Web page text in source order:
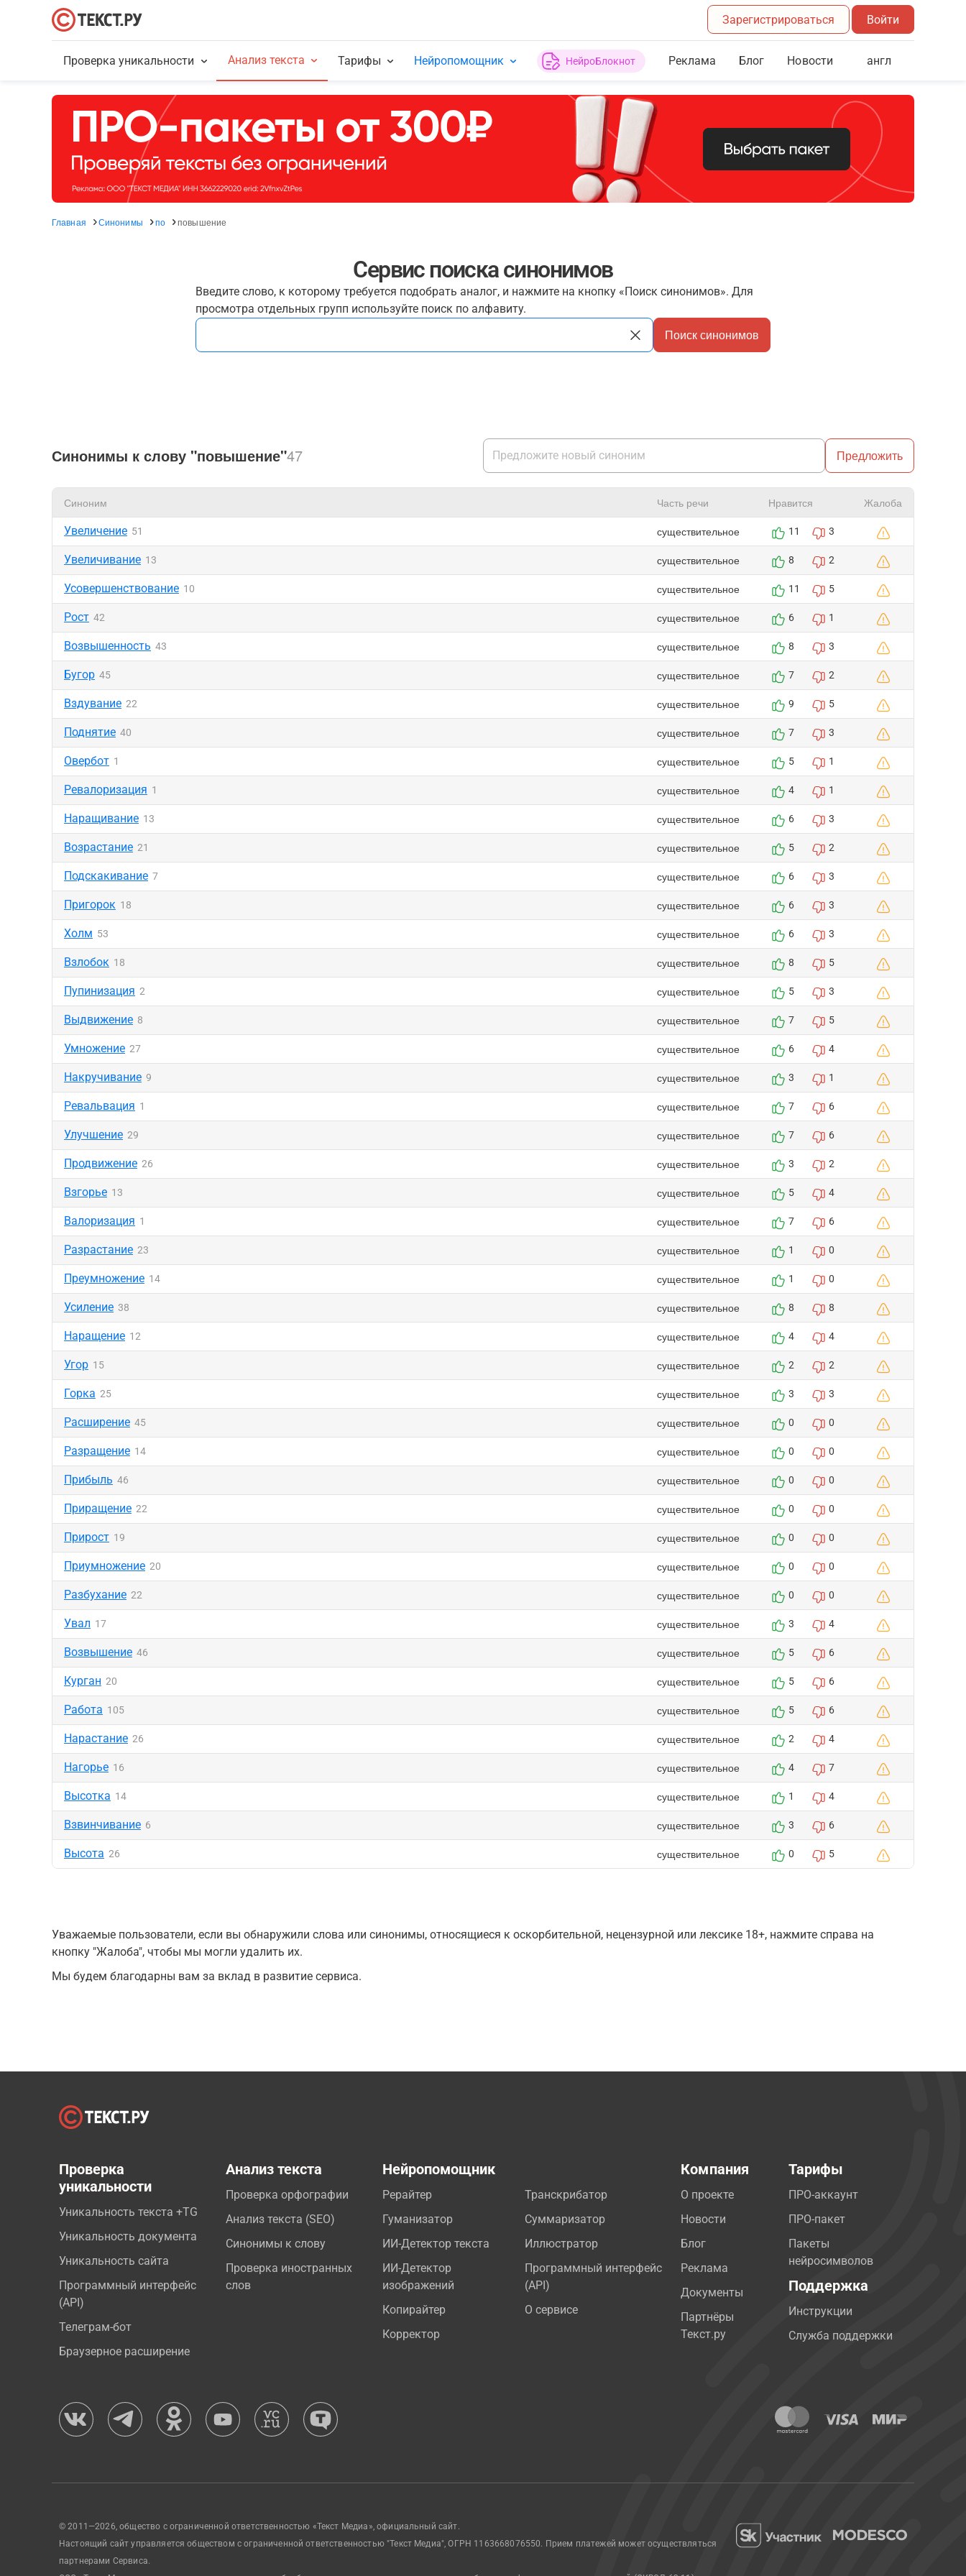
Зарегистрироваться Войти
Проверка уникальности Анализ текста Тарифы Нейропомощник НейроБлокнот Реклама Блог Новости англ
Главная Синонимы по повышение
Сервис поиска синонимов
Введите слово, к которому требуется подобрать аналог, и нажмите на кнопку «Поиск синонимов». Для
просмотра отдельных групп используйте поиск по алфавиту.
Поиск синонимов
Синонимы к слову "повышение"47 Предложить
Синоним Часть речи Нравится Жалоба
Увеличение 51 существительное 11 3
Увеличивание 13 существительное 8 2
Усовершенствование 10 существительное 11 5
Рост 42 существительное 6 1
Возвышенность 43 существительное 8 3
Бугор 45 существительное 7 2
Вздувание 22 существительное 9 5
Поднятие 40 существительное 7 3
Овербот 1 существительное 5 1
Ревалоризация 1 существительное 4 1
Наращивание 13 существительное 6 3
Возрастание 21 существительное 5 2
Подскакивание 7 существительное 6 3
Пригорок 18 существительное 6 3
Холм 53 существительное 6 3
Взлобок 18 существительное 8 5
Пупинизация 2 существительное 5 3
Выдвижение 8 существительное 7 5
Умножение 27 существительное 6 4
Накручивание 9 существительное 3 1
Ревальвация 1 существительное 7 6
Улучшение 29 существительное 7 6
Продвижение 26 существительное 3 2
Взгорье 13 существительное 5 4
Валоризация 1 существительное 7 6
Разрастание 23 существительное 1 0
Преумножение 14 существительное 1 0
Усиление 38 существительное 8 8
Наращение 12 существительное 4 4
Угор 15 существительное 2 2
Горка 25 существительное 3 3
Расширение 45 существительное 0 0
Разращение 14 существительное 0 0
Прибыль 46 существительное 0 0
Приращение 22 существительное 0 0
Прирост 19 существительное 0 0
Приумножение 20 существительное 0 0
Разбухание 22 существительное 0 0
Увал 17 существительное 3 4
Возвышение 46 существительное 5 6
Курган 20 существительное 5 6
Работа 105 существительное 5 6
Нарастание 26 существительное 2 4
Нагорье 16 существительное 4 7
Высотка 14 существительное 1 4
Взвинчивание 6 существительное 3 6
Высота 26 существительное 0 5
Уважаемые пользователи, если вы обнаружили слова или синонимы, относящиеся к оскорбительной, нецензурной или лексике 18+, нажмите справа на
кнопку "Жалоба", чтобы мы могли удалить их.
Мы будем благодарны вам за вклад в развитие сервиса.
Проверка
уникальности
Уникальность текста +TG
Уникальность документа
Уникальность сайта
Программный интерфейс
(API)
Телеграм-бот
Браузерное расширение
Анализ текста
Проверка орфографии
Анализ текста (SEO)
Синонимы к слову
Проверка иностранных
слов
Нейропомощник
Рерайтер
Гуманизатор
ИИ-Детектор текста
ИИ-Детектор
изображений
Копирайтер
Корректор
Транскрибатор
Суммаризатор
Иллюстратор
Программный интерфейс
(API)
О сервисе
Компания
О проекте
Новости
Блог
Реклама
Документы
Партнёры
Текст.ру
Тарифы
ПРО-аккаунт
ПРО-пакет
Пакеты
нейросимволов
Поддержка
Инструкции
Служба поддержки
© 2011—2026, общество с ограниченной ответственностью «Текст Медиа», официальный сайт.
Настоящий сайт управляется обществом с ограниченной ответственностью "Текст Медиа", ОГРН 1163668076550. Прием платежей может осуществляться
партнерами Сервиса.